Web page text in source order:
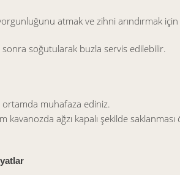
atmak ve zihni arındırmak
soğutularak buzla servis edilebilir.
ortamda muhafaza ediniz.
kavanozda ağzı kapalı şekilde